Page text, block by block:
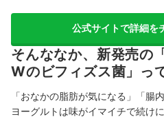
公式サイトで詳細を
そんななか、新発売の
Wのビフィズス菌」っ
「おなかの脂肪が気になる」「腸
ヨーグルトは味がイマイチで続け